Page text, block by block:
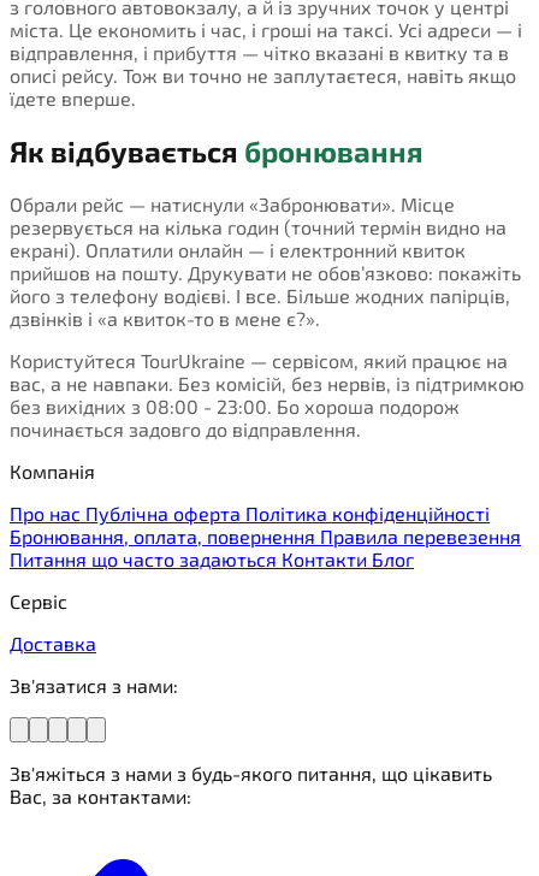
з головного автовокзалу, а й із зручних точок у центрі
міста. Це економить і час, і гроші на таксі. Усі адреси — і
відправлення, і прибуття — чітко вказані в квитку та в
описі рейсу. Тож ви точно не заплутаєтеся, навіть якщо
їдете вперше.
Як відбувається бронювання
Обрали рейс — натиснули «Забронювати». Місце
резервується на кілька годин (точний термін видно на
екрані). Оплатили онлайн — і електронний квиток
прийшов на пошту. Друкувати не обов’язково: покажіть
його з телефону водієві. І все. Більше жодних папірців,
дзвінків і «а квиток-то в мене є?».
Користуйтеся TourUkraine — сервісом, який працює на
вас, а не навпаки. Без комісій, без нервів, із підтримкою
без вихідних з 08:00 - 23:00. Бо хороша подорож
починається задовго до відправлення.
Компанія
Про нас Публічна оферта Політика конфіденційності
Бронювання, оплата, повернення Правила перевезення
Питання що часто задаються Контакти Блог
Сервіс
Доставка
Зв'язатися з нами:
Зв'яжіться з нами з будь-якого питання, що цікавить
Вас, за контактами: